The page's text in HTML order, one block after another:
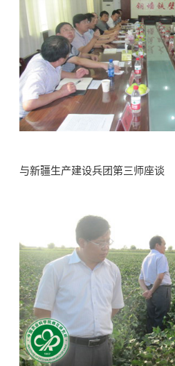
与新疆生产建设兵团第三师座谈